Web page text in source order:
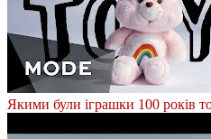
Якими були іграшки 100 років